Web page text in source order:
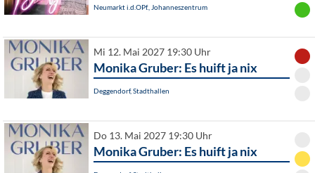
Neumarkt i.d.OPf., Johanneszentrum
Mi 12. Mai 2027 19:30 Uhr
Monika Gruber: Es huift ja nix
Deggendorf, Stadthallen
Do 13. Mai 2027 19:30 Uhr
Monika Gruber: Es huift ja nix